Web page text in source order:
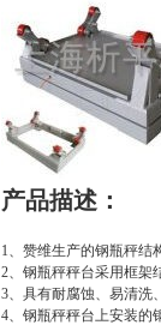
产品描述：
1、赞维生产的钢瓶秤结
2、钢瓶秤秤台采用框架
3、具有耐腐蚀、易清洗
4、钢瓶秤秤台上安装的